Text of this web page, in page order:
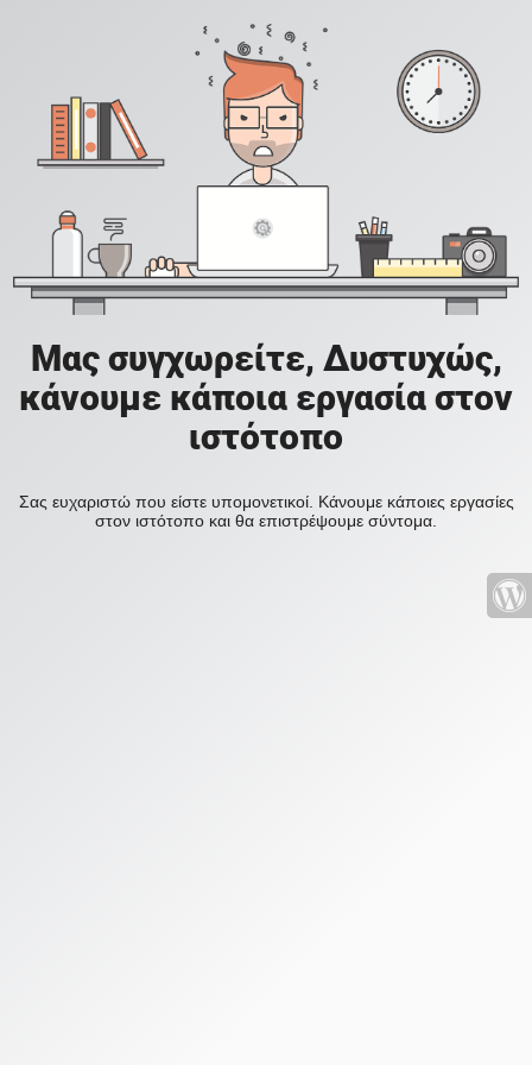
Μας συγχωρείτε, Δυστυχώς,
κάνουμε κάποια εργασία στον
ιστότοπο
Σας ευχαριστώ που είστε υπομονετικοί. Κάνουμε κάποιες εργασίες
στον ιστότοπο και θα επιστρέψουμε σύντομα.